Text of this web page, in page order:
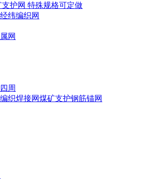
护网 特殊规格可定做
纬编织网
网
周
织焊接网煤矿支护钢筋锚网